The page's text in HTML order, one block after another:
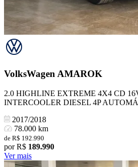
VolksWagenAMAROK
2.0 HIGHLINE EXTREME 4X4 CD
INTERCOOLER DIESEL 4P
2017/2018
78.000 km
de R$ 192.990
por R$ 189.990
Ver mais